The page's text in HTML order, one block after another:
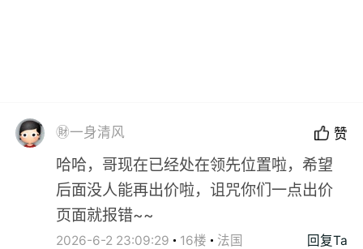
㊖一身清风 赞
哈哈，哥现在已经处在领先位置啦，希望
后面没人能再出价啦，诅咒你们一点出价
页面就报错~~
2026-6-2 23:09:29 16楼 法国 回复Ta